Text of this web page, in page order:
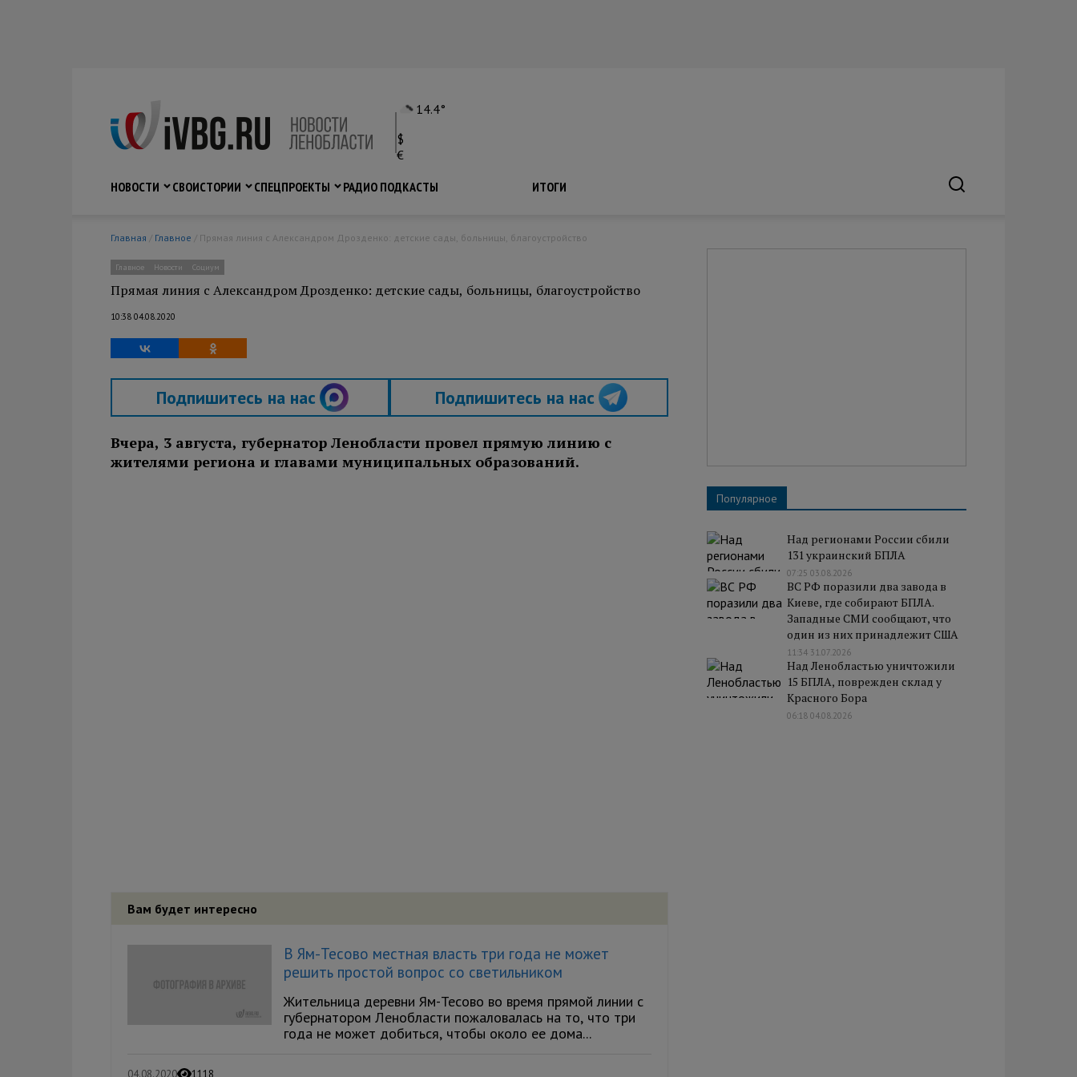
14.4°
$
€
НОВОСТИ
СВОИСТОРИИ СПЕЦПРОЕКТЫ РАДИО ПОДКАСТЫ ИТОГИ
Главная / Главное / Прямая линия с Александром Дрозденко: детские сады, больницы, благоустройство
Главное Новости Социум
Прямая линия с Александром Дрозденко: детские сады, больницы, благоустройство
10:38 04.08.2020
Подпишитесь на нас Подпишитесь на нас
Вчера, 3 августа, губернатор Ленобласти провел прямую линию с
жителями региона и главами муниципальных образований.
Вам будет интересно
В Ям-Тесово местная власть три года не может
решить простой вопрос со светильником
Жительница деревни Ям-Тесово во время прямой линии с
губернатором Ленобласти пожаловалась на то, что три
года не может добиться, чтобы около ее дома...
04.08.2020 1118
Популярное
Над регионами России сбили
131 украинский БПЛА
07:25 03.08.2026
ВС РФ поразили два завода в
Киеве, где собирают БПЛА.
Западные СМИ сообщают, что
один из них принадлежит США
11:34 31.07.2026
Над Ленобластью уничтожили
15 БПЛА, поврежден склад у
Красного Бора
06:18 04.08.2026